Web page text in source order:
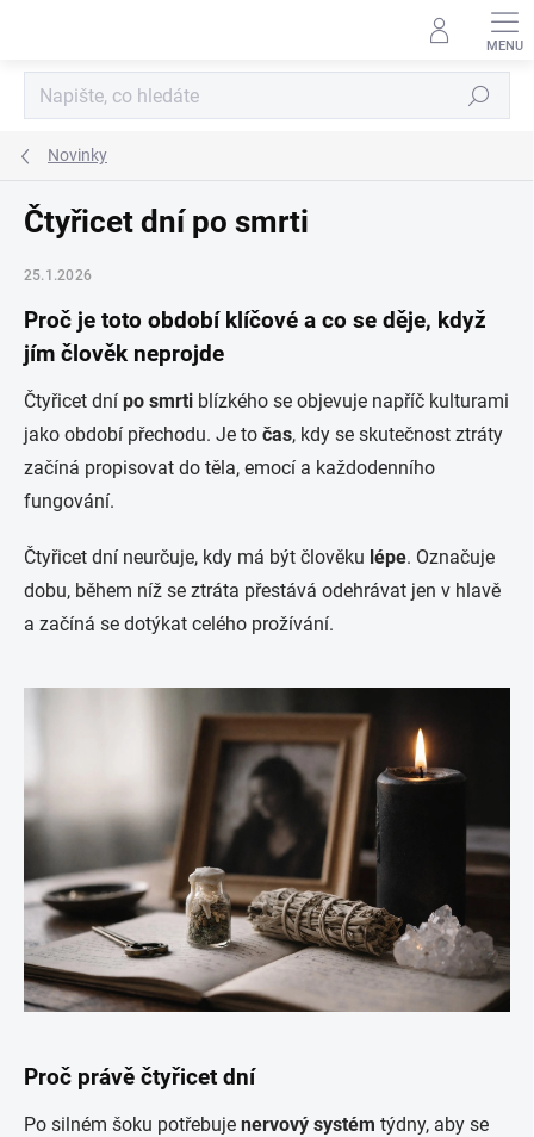
Hledat
Novinky
Čtyřicet dní po smrti
25.1.2026
Proč je toto období klíčové a co se děje, když
jím člověk neprojde
Čtyřicet dní po smrti blízkého se objevuje napříč kulturami
jako období přechodu. Je to čas, kdy se skutečnost ztráty
začíná propisovat do těla, emocí a každodenního
fungování.
Čtyřicet dní neurčuje, kdy má být člověku lépe. Označuje
dobu, během níž se ztráta přestává odehrávat jen v hlavě
a začíná se dotýkat celého prožívání.
Proč právě čtyřicet dní
Po silném šoku potřebuje nervový systém týdny, aby se